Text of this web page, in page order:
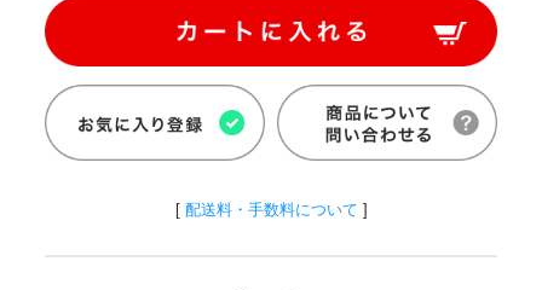
[ 配送料・手数料について ]